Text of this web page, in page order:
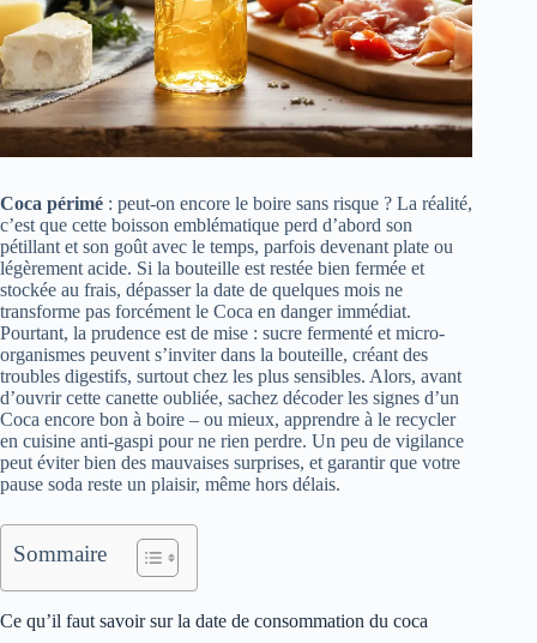
Coca périmé : peut-on encore le boire sans risque ? La réalité,
c’est que cette boisson emblématique perd d’abord son
pétillant et son goût avec le temps, parfois devenant plate ou
légèrement acide. Si la bouteille est restée bien fermée et
stockée au frais, dépasser la date de quelques mois ne
transforme pas forcément le Coca en danger immédiat.
Pourtant, la prudence est de mise : sucre fermenté et micro-
organismes peuvent s’inviter dans la bouteille, créant des
troubles digestifs, surtout chez les plus sensibles. Alors, avant
d’ouvrir cette canette oubliée, sachez décoder les signes d’un
Coca encore bon à boire – ou mieux, apprendre à le recycler
en cuisine anti-gaspi pour ne rien perdre. Un peu de vigilance
peut éviter bien des mauvaises surprises, et garantir que votre
pause soda reste un plaisir, même hors délais.
Sommaire
Ce qu’il faut savoir sur la date de consommation du coca